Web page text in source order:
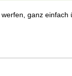
ganz einfach